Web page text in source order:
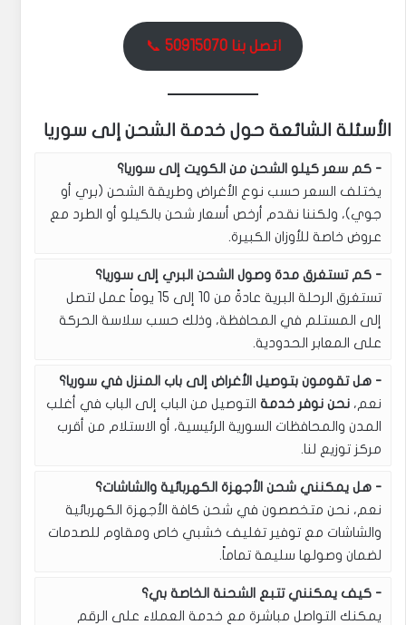
اتصل بنا 50915070 📞
الأسئلة الشائعة حول خدمة الشحن إلى سوريا
كم سعر كيلو الشحن من الكويت إلى سوريا؟
يختلف السعر حسب نوع الأغراض وطريقة الشحن (بري أو
جوي)، ولكننا نقدم أرخص أسعار شحن بالكيلو أو الطرد مع
عروض خاصة للأوزان الكبيرة.
كم تستغرق مدة وصول الشحن البري إلى سوريا؟
تستغرق الرحلة البرية عادةً من 10 إلى 15 يوماً عمل لتصل
إلى المستلم في المحافظة، وذلك حسب سلاسة الحركة
على المعابر الحدودية.
هل تقومون بتوصيل الأغراض إلى باب المنزل في سوريا؟
نعم، نحن نوفر خدمة التوصيل من الباب إلى الباب في أغلب
المدن والمحافظات السورية الرئيسية، أو الاستلام من أقرب
مركز توزيع لنا.
هل يمكنني شحن الأجهزة الكهربائية والشاشات؟
نعم، نحن متخصصون في شحن كافة الأجهزة الكهربائية
والشاشات مع توفير تغليف خشبي خاص ومقاوم للصدمات
لضمان وصولها سليمة تماماً.
كيف يمكنني تتبع الشحنة الخاصة بي؟
يمكنك التواصل مباشرة مع خدمة العملاء على الرقم